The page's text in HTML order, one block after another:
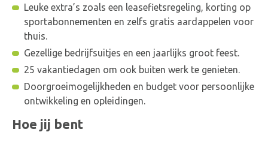
onderhoud je contact met leveranciers en transporteurs
om alles soepel te laten verlopen.
Gedurende de dag ben je continu bezig met schakelen,
controleren en bijsturen. Of het nu gaat om een
vertraagde vracht of een plotselinge wijziging in de
vraag: jij denkt vooruit en zorgt ervoor dat de productie
blijft draaien. Aan het einde van de dag kijk je tevreden
terug: de planning is gevolgd, de processen lopen en
iedereen weet wat er moet gebeuren.
Leuke extra’s zoals een leasefietsregeling, korting op
sportabonnementen en zelfs gratis aardappelen voor
thuis.
Gezellige bedrijfsuitjes en een jaarlijks groot feest.
25 vakantiedagen om ook buiten werk te genieten.
Doorgroeimogelijkheden en budget voor persoonlijke
ontwikkeling en opleidingen.
Hoe jij bent